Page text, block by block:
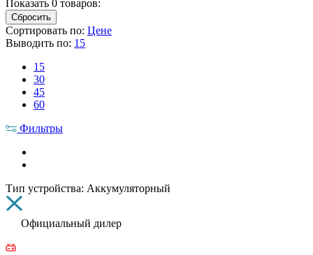
Показать 0 товаров:
Сортировать по: Цене
Выводить по: 15
15
30
45
60
Фильтры
Тип устройства: Аккумуляторный
Официальный дилер